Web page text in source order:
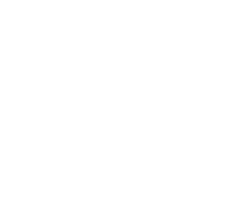
」將給予學生電擊懲罰。